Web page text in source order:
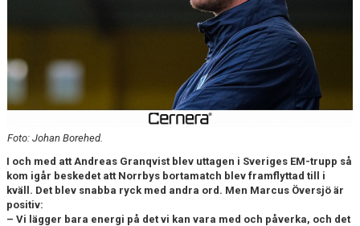
BILDER 2025
TABELL ETTAN SÖDRA 2025
Foto: Johan Borehed.
I och med att Andreas Granqvist blev uttagen i Sveriges EM-trupp så
kom igår beskedet att Norrbys bortamatch blev framflyttad till i
kväll. Det blev snabba ryck med andra ord. Men Marcus Översjö är
positiv:
– Vi lägger bara energi på det vi kan vara med och påverka, och det